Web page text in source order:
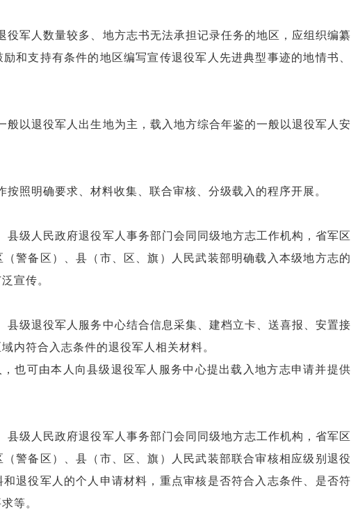
役军人数量较多、地方志书无法承担记录任务的地区，应组织编纂
和支持有条件的地区编写宣传退役军人先进典型事迹的地情书、
般以退役军人出生地为主，载入地方综合年鉴的一般以退役军人安
按照明确要求、材料收集、联合审核、分级载入的程序开展。
县级人民政府退役军人事务部门会同同级地方志工作机构，省军区
（警备区）、县（市、区、旗）人民武装部明确载入本级地方志的
宣传。
县级退役军人服务中心结合信息采集、建档立卡、送喜报、安置接
内符合入志条件的退役军人相关材料。
也可由本人向县级退役军人服务中心提出载入地方志申请并提供
县级人民政府退役军人事务部门会同同级地方志工作机构，省军区
（警备区）、县（市、区、旗）人民武装部联合审核相应级别退役
退役军人的个人申请材料，重点审核是否符合入志条件、是否符
等。